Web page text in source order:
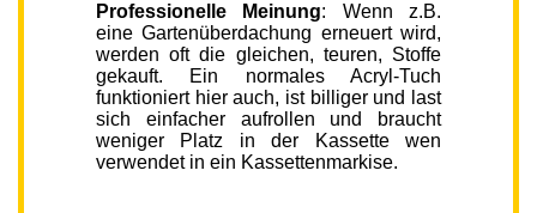
Professionelle Meinung: Wenn z.B.
eine Gartenüberdachung erneuert wird,
werden oft die gleichen, teuren, Stoffe
gekauft. Ein normales Acryl-Tuch
funktioniert hier auch, ist billiger und last
sich einfacher aufrollen und braucht
weniger Platz in der Kassette wen
verwendet in ein Kassettenmarkise.